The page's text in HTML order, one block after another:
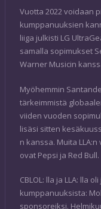
Vuotta 2022 voidaan
kumppanuuksien
liiga julkisti LG
samalla sopimukset
Warner Musicin
Myöhemmin
tärkeimmistä
viiden vuoden
lisäsi sitten
n kanssa. Muita
ovat Pepsi ja Red Bull.
CBLOL: lla ja LLA: lla
kumppanuuksista:
sponsoreiksi.